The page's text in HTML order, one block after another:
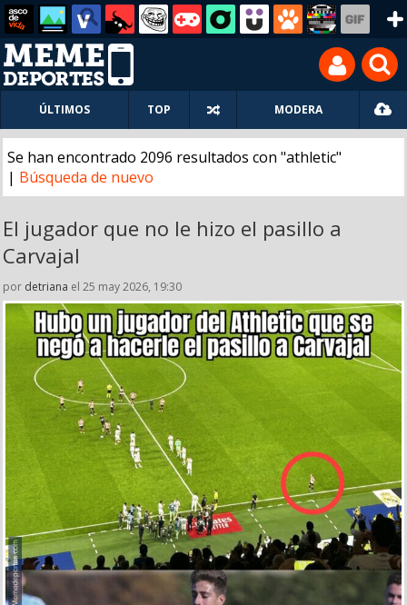
ÚLTIMOS TOP MODERA
Se han encontrado 2096 resultados con "athletic"
| Búsqueda de nuevo
El jugador que no le hizo el pasillo a
Carvajal
por detriana el 25 may 2026, 19:30